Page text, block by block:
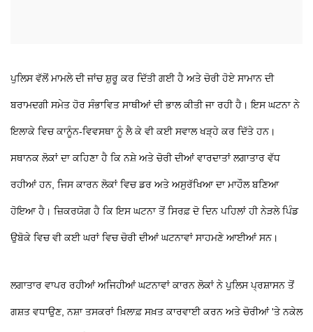
ਪੁਲਿਸ ਵੱਲੋਂ ਮਾਮਲੇ ਦੀ ਜਾਂਚ ਸ਼ੁਰੂ ਕਰ ਦਿੱਤੀ ਗਈ ਹੈ ਅਤੇ ਚੋਰੀ ਹੋਏ ਸਾਮਾਨ ਦੀ
ਬਰਾਮਦਗੀ ਸਮੇਤ ਹੋਰ ਸੰਭਾਵਿਤ ਸਾਥੀਆਂ ਦੀ ਭਾਲ ਕੀਤੀ ਜਾ ਰਹੀ ਹੈ। ਇਸ ਘਟਨਾ ਨੇ
ਇਲਾਕੇ ਵਿਚ ਕਾਨੂੰਨ-ਵਿਵਸਥਾ ਨੂੰ ਲੈ ਕੇ ਵੀ ਕਈ ਸਵਾਲ ਖੜ੍ਹੇ ਕਰ ਦਿੱਤੇ ਹਨ।
ਸਥਾਨਕ ਲੋਕਾਂ ਦਾ ਕਹਿਣਾ ਹੈ ਕਿ ਨਸ਼ੇ ਅਤੇ ਚੋਰੀ ਦੀਆਂ ਵਾਰਦਾਤਾਂ ਲਗਾਤਾਰ ਵੱਧ
ਰਹੀਆਂ ਹਨ, ਜਿਸ ਕਾਰਨ ਲੋਕਾਂ ਵਿਚ ਡਰ ਅਤੇ ਅਸੁਰੱਖਿਆ ਦਾ ਮਾਹੌਲ ਬਣਿਆ
ਹੋਇਆ ਹੈ। ਜ਼ਿਕਰਯੋਗ ਹੈ ਕਿ ਇਸ ਘਟਨਾ ਤੋਂ ਸਿਰਫ਼ ਦੋ ਦਿਨ ਪਹਿਲਾਂ ਹੀ ਨੇੜਲੇ ਪਿੰਡ
ਉਬੋਕੇ ਵਿਚ ਵੀ ਕਈ ਘਰਾਂ ਵਿਚ ਚੋਰੀ ਦੀਆਂ ਘਟਨਾਵਾਂ ਸਾਹਮਣੇ ਆਈਆਂ ਸਨ।
ਲਗਾਤਾਰ ਵਾਪਰ ਰਹੀਆਂ ਅਜਿਹੀਆਂ ਘਟਨਾਵਾਂ ਕਾਰਨ ਲੋਕਾਂ ਨੇ ਪੁਲਿਸ ਪ੍ਰਸ਼ਾਸਨ ਤੋਂ
ਗਸ਼ਤ ਵਧਾਉਣ, ਨਸ਼ਾ ਤਸਕਰਾਂ ਖ਼ਿਲਾਫ਼ ਸਖ਼ਤ ਕਾਰਵਾਈ ਕਰਨ ਅਤੇ ਚੋਰੀਆਂ 'ਤੇ ਨਕੇਲ